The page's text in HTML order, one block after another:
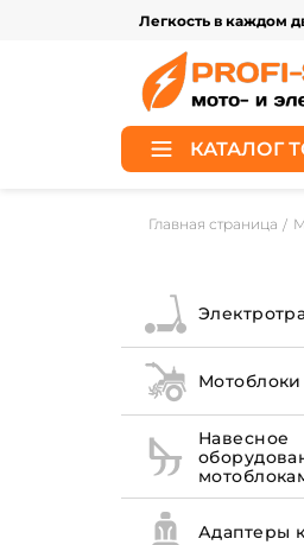
Легкость в каждом
КАТАЛОГ
Главная страница
Мотоблоки
Навесное
Адаптеры